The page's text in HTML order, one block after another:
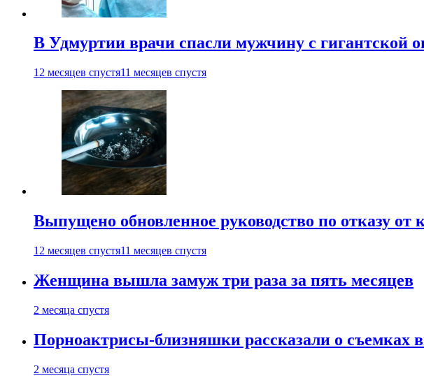
В Удмуртии врачи спасли мужчину с гигантской
12 месяцев спустя11 месяцев спустя
Выпущено обновленное руководство по отказу от
12 месяцев спустя11 месяцев спустя
Женщина вышла замуж три раза за пять месяцев
2 месяца спустя
Порноактрисы-близняшки рассказали о съемках
2 месяца спустя